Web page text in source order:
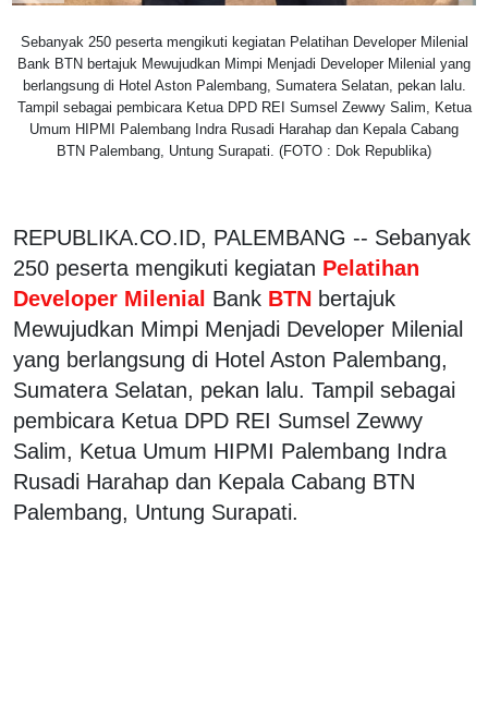
Sebanyak 250 peserta mengikuti kegiatan Pelatihan Developer Milenial
Bank BTN bertajuk Mewujudkan Mimpi Menjadi Developer Milenial yang
berlangsung di Hotel Aston Palembang, Sumatera Selatan, pekan lalu.
Tampil sebagai pembicara Ketua DPD REI Sumsel Zewwy Salim, Ketua
Umum HIPMI Palembang Indra Rusadi Harahap dan Kepala Cabang
BTN Palembang, Untung Surapati. (FOTO : Dok Republika)
REPUBLIKA.CO.ID, PALEMBANG -- Sebanyak
250 peserta mengikuti kegiatan Pelatihan
Developer Milenial Bank BTN bertajuk
Mewujudkan Mimpi Menjadi Developer Milenial
yang berlangsung di Hotel Aston Palembang,
Sumatera Selatan, pekan lalu. Tampil sebagai
pembicara Ketua DPD REI Sumsel Zewwy
Salim, Ketua Umum HIPMI Palembang Indra
Rusadi Harahap dan Kepala Cabang BTN
Palembang, Untung Surapati.